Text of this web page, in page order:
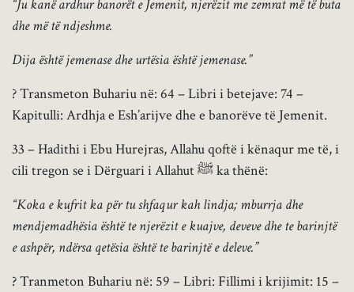
“Ju kanë ardhur banorët e Jemenit, njerëzit me zemrat më të buta
dhe më të ndjeshme.
Dija është jemenase dhe urtësia është jemenase.”
? Transmeton Buhariu në: 64 – Libri i betejave: 74 –
Kapitulli: Ardhja e Esh’arijve dhe e banorëve të Jemenit.
33 – Hadithi i Ebu Hurejras, Allahu qoftë i kënaqur me të, i
cili tregon se i Dërguari i Allahut ﷺ ka thënë:
“Koka e kufrit ka për tu shfaqur kah lindja; mburrja dhe
mendjemadhësia është te njerëzit e kuajve, deveve dhe te barinjtë
e ashpër, ndërsa qetësia është te barinjtë e deleve.”
? Tranmeton Buhariu në: 59 – Libri: Fillimi i krijimit: 15 –